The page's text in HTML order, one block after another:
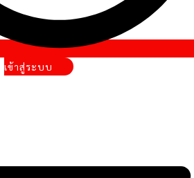
เข้าสู่ระบบ